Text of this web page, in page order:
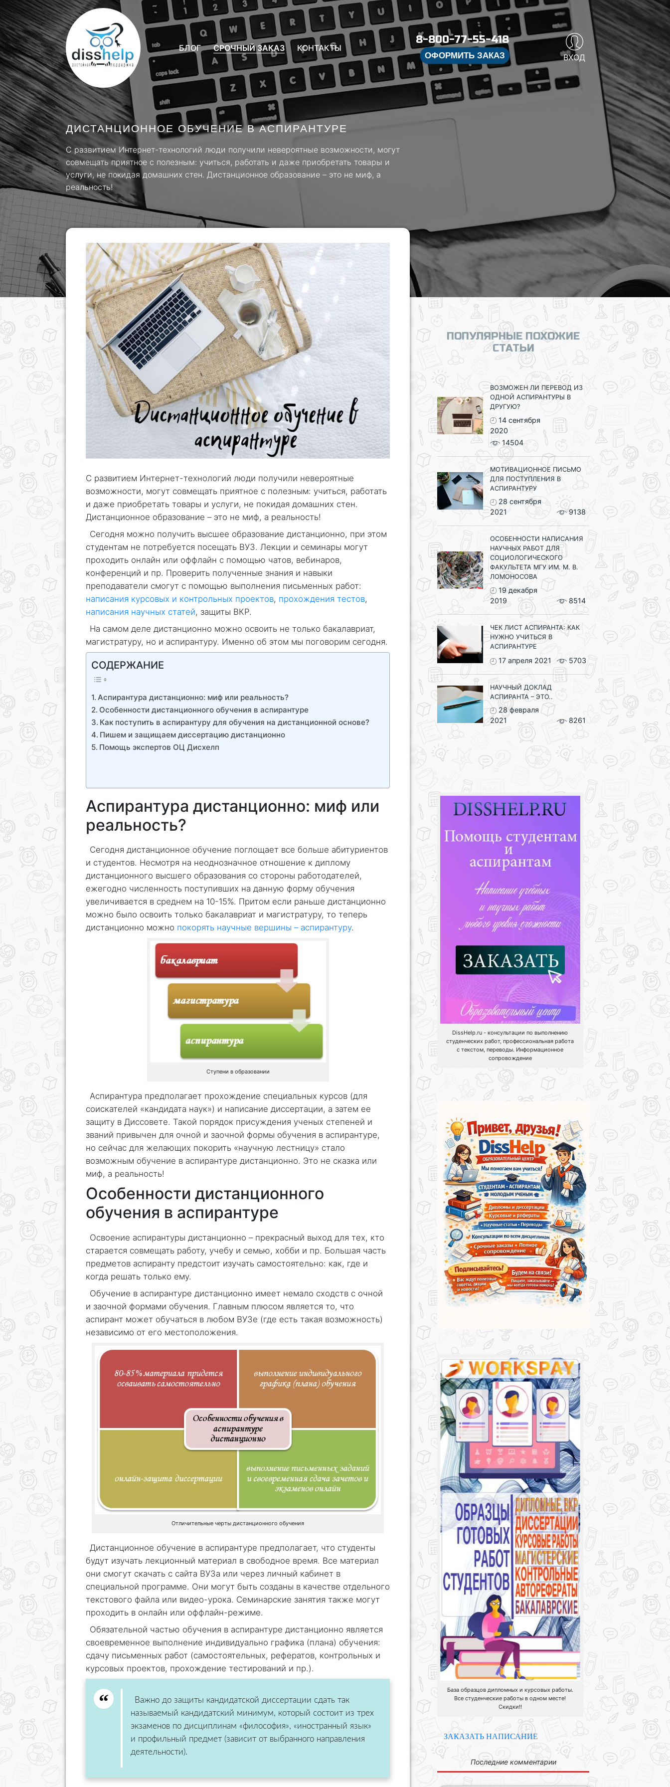
БЛОГ СРОЧНЫЙ ЗАКАЗ КОНТАКТЫ
8-800-77-55-418
ОФОРМИТЬ ЗАКАЗ ВХОД
ДИСТАНЦИОННОЕ ОБУЧЕНИЕ В АСПИРАНТУРЕ
С развитием Интернет-технологий люди получили невероятные возможности, могут
совмещать приятное с полезным: учиться, работать и даже приобретать товары и
услуги, не покидая домашних стен. Дистанционное образование – это не миф, а
реальность!
С развитием Интернет-технологий люди получили невероятные
возможности, могут совмещать приятное с полезным: учиться, работать
и даже приобретать товары и услуги, не покидая домашних стен.
Дистанционное образование – это не миф, а реальность!
Сегодня можно получить высшее образование дистанционно, при этом
студентам не потребуется посещать ВУЗ. Лекции и семинары могут
проходить онлайн или оффлайн с помощью чатов, вебинаров,
конференций и пр. Проверить полученные знания и навыки
преподаватели смогут с помощью выполнения письменных работ:
написания курсовых и контрольных проектов, прохождения тестов,
написания научных статей, защиты ВКР.
На самом деле дистанционно можно освоить не только бакалавриат,
магистратуру, но и аспирантуру. Именно об этом мы поговорим сегодня.
СОДЕРЖАНИЕ
Аспирантура дистанционно: миф или реальность?
Особенности дистанционного обучения в аспирантуре
Как поступить в аспирантуру для обучения на дистанционной основе?
Пишем и защищаем диссертацию дистанционно
Помощь экспертов ОЦ Дисхелп
Аспирантура дистанционно: миф или
реальность?
Сегодня дистанционное обучение поглощает все больше абитуриентов
и студентов. Несмотря на неоднозначное отношение к диплому
дистанционного высшего образования со стороны работодателей,
ежегодно численность поступивших на данную форму обучения
увеличивается в среднем на 10-15%. Притом если раньше дистанционно
можно было освоить только бакалавриат и магистратуру, то теперь
дистанционно можно покорять научные вершины – аспирантуру.
Ступени в образовании
Аспирантура предполагает прохождение специальных курсов (для
соискателей «кандидата наук») и написание диссертации, а затем ее
защиту в Диссовете. Такой порядок присуждения ученых степеней и
званий привычен для очной и заочной формы обучения в аспирантуре,
но сейчас для желающих покорить «научную лестницу» стало
возможным обучение в аспирантуре дистанционно. Это не сказка или
миф, а реальность!
Особенности дистанционного
обучения в аспирантуре
Освоение аспирантуры дистанционно – прекрасный выход для тех, кто
старается совмещать работу, учебу и семью, хобби и пр. Большая часть
предметов аспиранту предстоит изучать самостоятельно: как, где и
когда решать только ему.
Обучение в аспирантуре дистанционно имеет немало сходств с очной
и заочной формами обучения. Главным плюсом является то, что
аспирант может обучаться в любом ВУЗе (где есть такая возможность)
независимо от его местоположения.
Отличительные черты дистанционного обучения
Дистанционное обучение в аспирантуре предполагает, что студенты
будут изучать лекционный материал в свободное время. Все материал
они смогут скачать с сайта ВУЗа или через личный кабинет в
специальной программе. Они могут быть созданы в качестве отдельного
текстового файла или видео-урока. Семинарские занятия также могут
проходить в онлайн или оффлайн-режиме.
Обязательной частью обучения в аспирантуре дистанционно является
своевременное выполнение индивидуально графика (плана) обучения:
сдачу письменных работ (самостоятельных, рефератов, контрольных и
курсовых проектов, прохождение тестирований и пр.).
Важно до защиты кандидатской диссертации сдать так
называемый кандидатский минимум, который состоит из трех
экзаменов по дисциплинам «философия», «иностранный язык»
и профильный предмет (зависит от выбранного направления
деятельности).
ПОПУЛЯРНЫЕ ПОХОЖИЕ
СТАТЬИ
ВОЗМОЖЕН ЛИ ПЕРЕВОД ИЗ
ОДНОЙ АСПИРАНТУРЫ В
ДРУГУЮ?
14 сентября
2020
14504
МОТИВАЦИОННОЕ ПИСЬМО
ДЛЯ ПОСТУПЛЕНИЯ В
АСПИРАНТУРУ
28 сентября
2021
9138
ОСОБЕННОСТИ НАПИСАНИЯ
НАУЧНЫХ РАБОТ ДЛЯ
СОЦИОЛОГИЧЕСКОГО
ФАКУЛЬТЕТА МГУ ИМ. М. В.
ЛОМОНОСОВА
19 декабря
2019
8514
ЧЕК ЛИСТ АСПИРАНТА: КАК
НУЖНО УЧИТЬСЯ В
АСПИРАНТУРЕ
17 апреля 2021 5703
НАУЧНЫЙ ДОКЛАД
АСПИРАНТА – ЭТО..
28 февраля
2021
8261
DissHelp.ru - консультации по выполнению
студенческих работ, профессиональная работа
с текстом, переводы. Информационное
сопровождение
База образцов дипломных и курсовых работы.
Все студенческие работы в одном месте!
Скидки!!
ЗАКАЗАТЬ НАПИСАНИЕ
Последние комментарии